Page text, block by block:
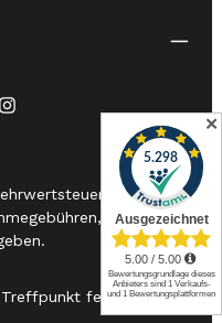
feiner Messer
zzgl.
wenn nicht
✕